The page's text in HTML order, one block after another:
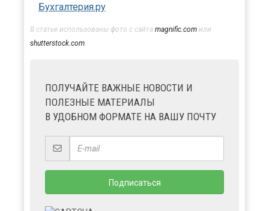
Бухгалтерия.ру
В статье использованы фото с сайта magnific.com или
shutterstock.com
ПОЛУЧАЙТЕ ВАЖНЫЕ НОВОСТИ И
ПОЛЕЗНЫЕ МАТЕРИАЛЫ
В УДОБНОМ ФОРМАТЕ НА ВАШУ ПОЧТУ